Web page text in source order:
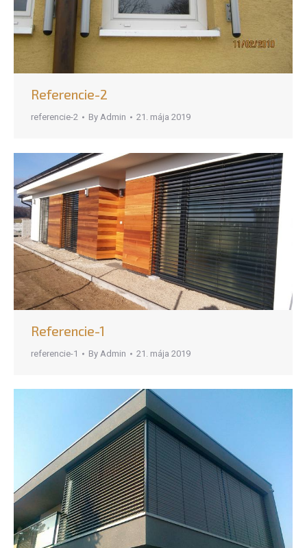
Referencie-2
referencie-2 By Admin 21. mája 2019
Referencie-1
referencie-1 By Admin 21. mája 2019